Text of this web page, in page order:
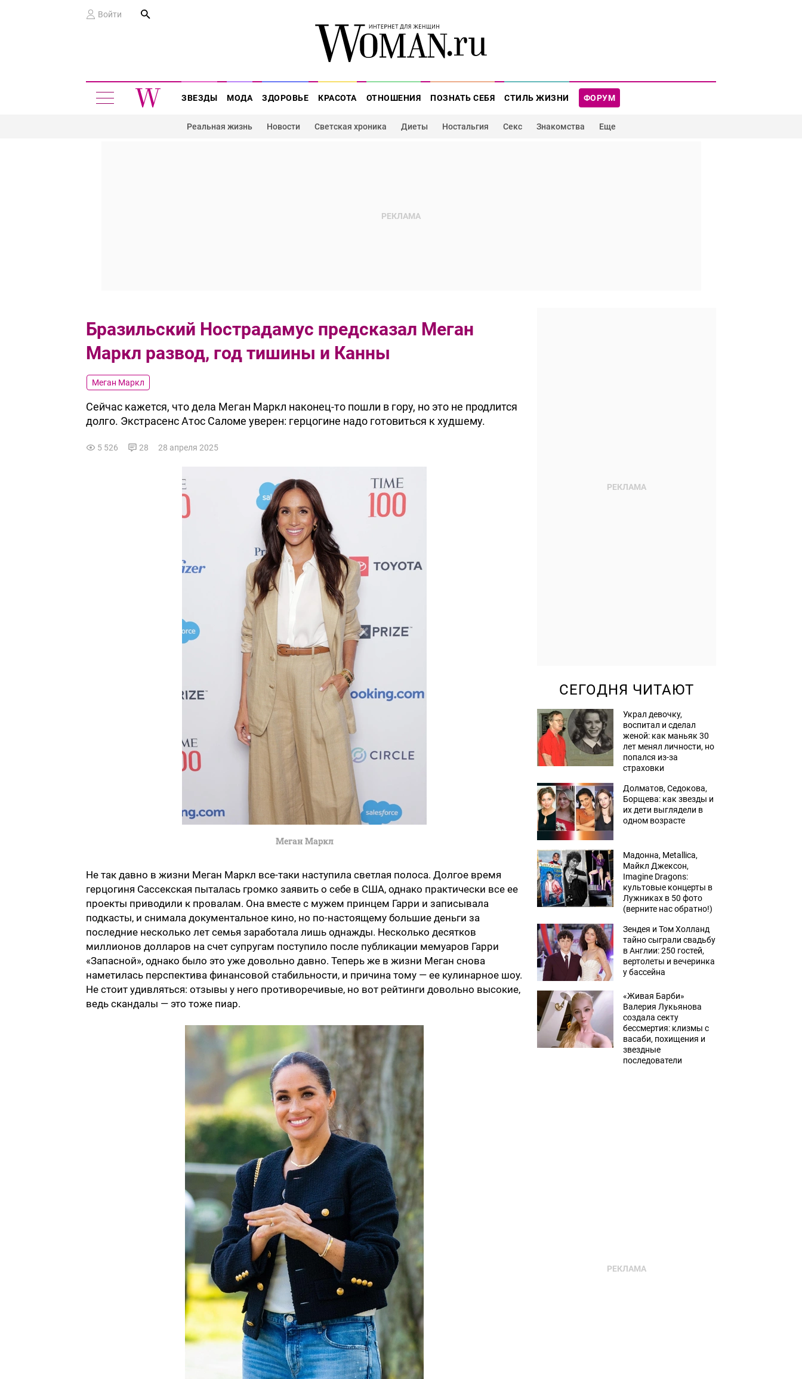
Войти
ФОРУМ
ЗВЕЗДЫ МОДА ЗДОРОВЬЕ КРАСОТА ОТНОШЕНИЯ ПОЗНАТЬ СЕБЯ СТИЛЬ ЖИЗНИ
Реальная жизнь Новости Светская хроника Диеты Ностальгия Секс Знакомства Еще
Бразильский Нострадамус предсказал Меган
Маркл развод, год тишины и Канны
Меган Маркл
Сейчас кажется, что дела Меган Маркл наконец-то пошли в гору, но это не продлится
долго. Экстрасенс Атос Саломе уверен: герцогине надо готовиться к худшему.
5 526 28 28 апреля 2025
Меган Маркл
Не так давно в жизни Меган Маркл все-таки наступила светлая полоса. Долгое время
герцогиня Сассекская пыталась громко заявить о себе в США, однако практически все ее
проекты приводили к провалам. Она вместе с мужем принцем Гарри и записывала
подкасты, и снимала документальное кино, но по-настоящему большие деньги за
последние несколько лет семья заработала лишь однажды. Несколько десятков
миллионов долларов на счет супругам поступило после публикации мемуаров Гарри
«Запасной», однако было это уже довольно давно. Теперь же в жизни Меган снова
наметилась перспектива финансовой стабильности, и причина тому — ее кулинарное шоу.
Не стоит удивляться: отзывы у него противоречивые, но вот рейтинги довольно высокие,
ведь скандалы — это тоже пиар.
СЕГОДНЯ ЧИТАЮТ
Украл девочку,
воспитал и сделал
женой: как маньяк 30
лет менял личности, но
попался из-за
страховки
Долматов, Седокова,
Борщева: как звезды и
их дети выглядели в
одном возрасте
Мадонна, Metallica,
Майкл Джексон,
Imagine Dragons:
культовые концерты в
Лужниках в 50 фото
(верните нас обратно!)
Зендея и Том Холланд
тайно сыграли свадьбу
в Англии: 250 гостей,
вертолеты и вечеринка
у бассейна
«Живая Барби»
Валерия Лукьянова
создала секту
бессмертия: клизмы с
васаби, похищения и
звездные
последователи